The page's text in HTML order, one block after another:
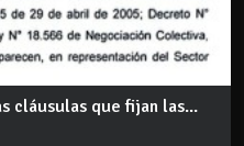
cláusulas que fijan las...